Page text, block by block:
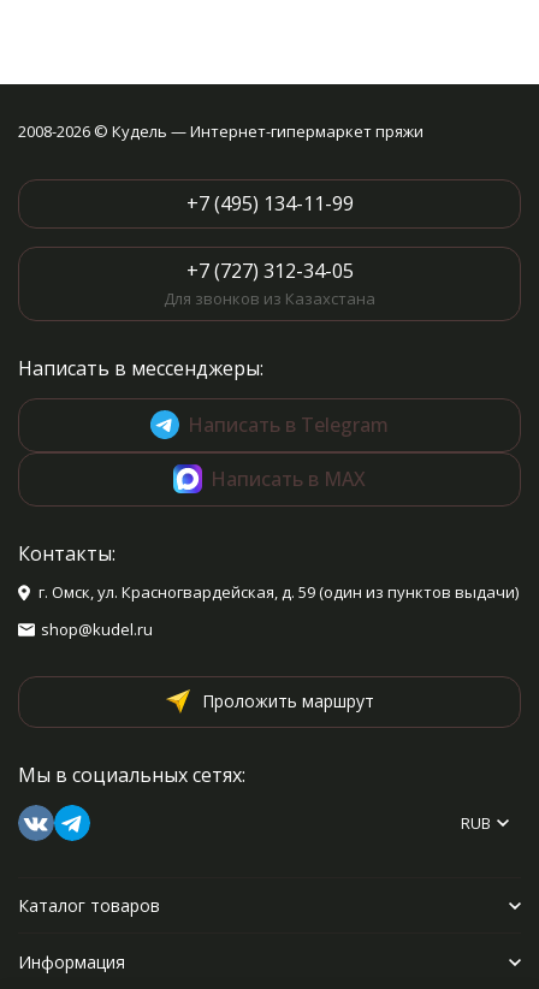
2008-2026 © Кудель — Интернет-гипермаркет пряжи
+7 (495) 134-11-99
+7 (727) 312-34-05
Для звонков из Казахстана
Написать в мессенджеры:
Написать в Telegram
Написать в MAX
Контакты:
г. Омск, ул. Красногвардейская, д. 59 (один из пунктов выдачи)
shop@kudel.ru
Проложить маршрут
Мы в социальных сетях:
RUB
Каталог товаров
Информация